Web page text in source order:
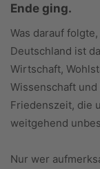
Ende ging.
Was darauf
Deutschland ist
Wirtschaft,
Wissenschaft
Friedenszeit, die
weitgehend
Nur wer